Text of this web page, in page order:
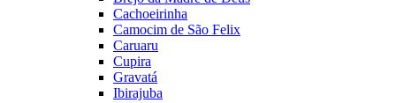
Cachoeirinha
Camocim de São Felix
Caruaru
Cupira
Gravatá
Ibirajuba